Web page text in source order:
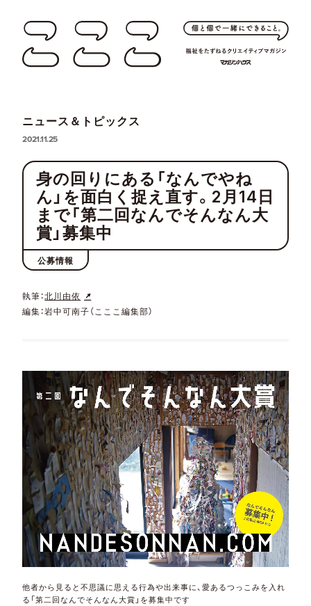
ニュース＆トピックス
2021.11.25
身の回りにある「なんでやね
ん」を面白く捉え直す。2月14日
まで「第二回なんでそんなん大
賞」募集中
公募情報
執筆：北川由依
編集：岩中可南子（こここ編集部）
他者から見ると不思議に思える行為や出来事に、愛あるつっこみを入れ
る「第二回なんでそんなん大賞」を募集中です